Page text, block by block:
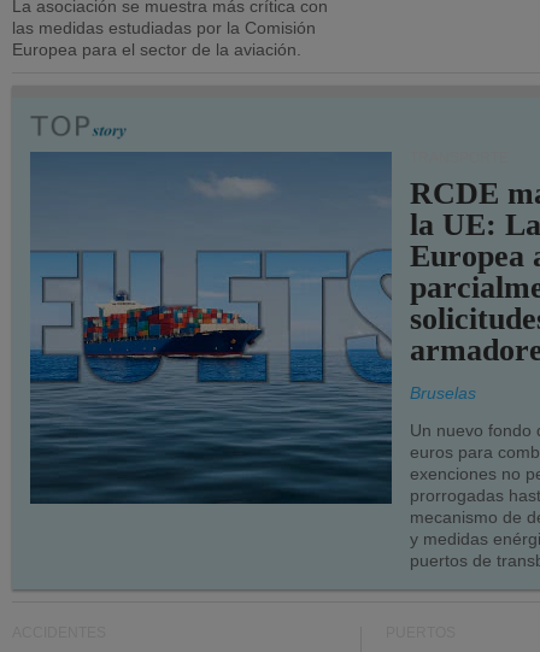
La asociación se muestra más crítica con
las medidas estudiadas por la Comisión
Europea para el sector de la aviación.
RCDE
la UE:
Europea
Bruselas
Un nuevo fondo
euros para
exenciones no
prorrogadas
mecanismo de
y medidas
puertos de